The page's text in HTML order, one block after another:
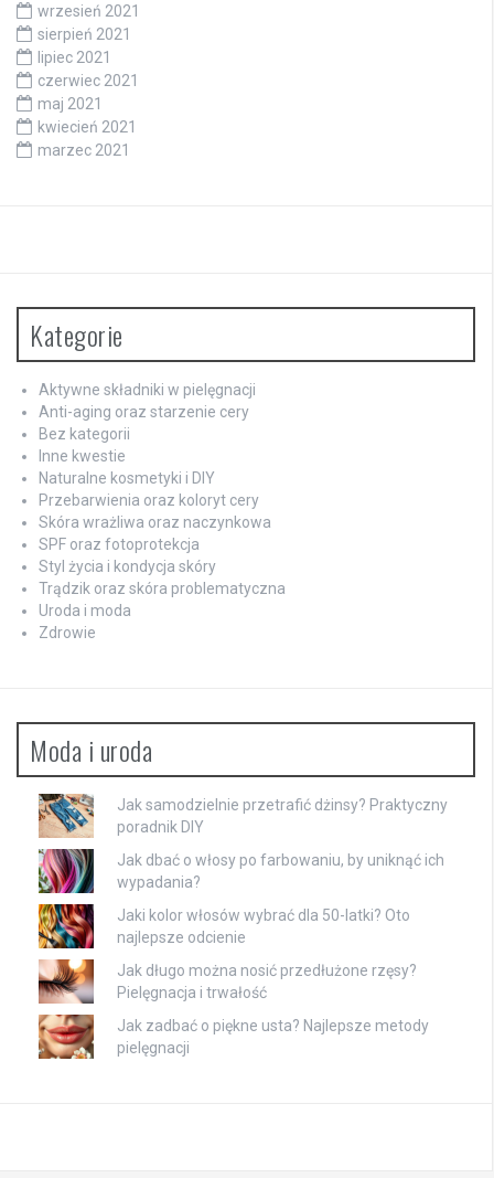
wrzesień 2021
sierpień 2021
lipiec 2021
czerwiec 2021
maj 2021
kwiecień 2021
marzec 2021
Kategorie
Aktywne składniki w pielęgnacji
Anti-aging oraz starzenie cery
Bez kategorii
Inne kwestie
Naturalne kosmetyki i DIY
Przebarwienia oraz koloryt cery
Skóra wrażliwa oraz naczynkowa
SPF oraz fotoprotekcja
Styl życia i kondycja skóry
Trądzik oraz skóra problematyczna
Uroda i moda
Zdrowie
Moda i uroda
Jak samodzielnie przetrafić dżinsy? Praktyczny
poradnik DIY
Jak dbać o włosy po farbowaniu, by uniknąć ich
wypadania?
Jaki kolor włosów wybrać dla 50-latki? Oto
najlepsze odcienie
Jak długo można nosić przedłużone rzęsy?
Pielęgnacja i trwałość
Jak zadbać o piękne usta? Najlepsze metody
pielęgnacji